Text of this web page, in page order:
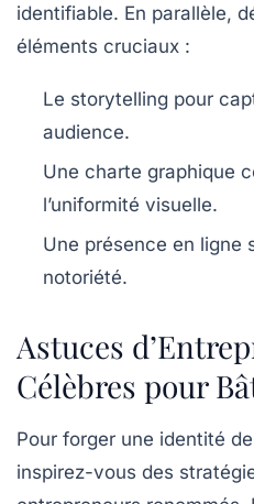
identifiable. En parallèle,
éléments cruciaux :
Le storytelling pour
audience.
Une charte graphique
l’uniformité visuelle.
Une présence en ligne
notoriété.
Astuces
Célèbres pour
Pour forger une identité
inspirez-vous des